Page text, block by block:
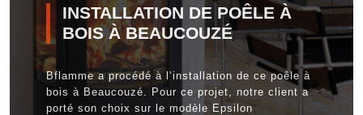
INSTALLATION DE POÊLE À
BOIS À BEAUCOUZÉ
Bflamme a procédé à l‘installation de ce poêle à
bois à Beaucouzé. Pour ce projet, notre client a
porté son choix sur le modèle Epsilon